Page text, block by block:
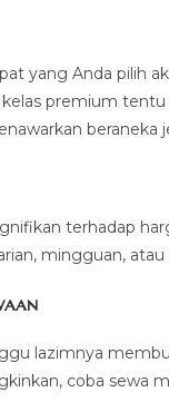
yang Anda pilih
premium
beraneka
terhadap
mingguan,
lazimnya
coba sewa